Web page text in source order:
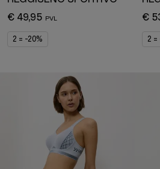
€ 49,95
2 = -20%
€
2 =